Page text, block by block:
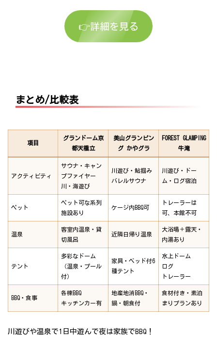
👉詳細を見る
まとめ/比較表
項目
グランドーム京
都天橋立
美山グランピン
グ かやグラ
FOREST GLAMPING
牛滝
アクティビティ
サウナ・キャン
プファイヤー
川・海遊び
川遊び・鮎掴み
バレルサウナ
川遊び・ドー
ム・ログ宿泊
ペット
ペット可な系列
施設あり
ケージ内BBQ可
トレーラーは
可、本館不可
温泉
客室内温泉・貸
切風呂
近隣日帰り温泉
大浴場＋露天・
内湯あり
テント
多彩なドーム
（温泉・プール
付）
家具・ベッド付6
種テント
水上ドーム
ログ
トレーラー
BBQ・食事
各棟BBQ
キッチンカー有
地産地消BBQ・
鍋・朝食付
食材付き・素泊
まりプランあり
川遊びや温泉で1日中遊んで夜は家族でBBQ！